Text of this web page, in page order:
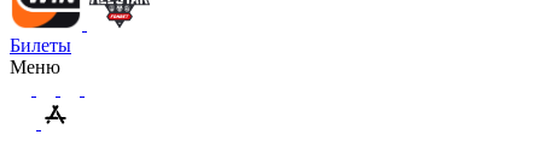
Билеты
Меню